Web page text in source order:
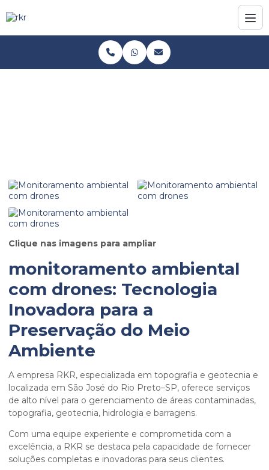
Clique nas imagens para ampliar
monitoramento ambiental
com drones: Tecnologia
Inovadora para a
Preservação do Meio
Ambiente
A empresa RKR, especializada em topografia e geotecnia e
localizada em São José do Rio Preto–SP, oferece serviços
de alto nível para o gerenciamento de áreas contaminadas,
topografia, geotecnia, hidrologia e barragens.
Com uma equipe experiente e comprometida com a
excelência, a RKR se destaca pela capacidade de fornecer
soluções completas e inovadoras para seus clientes.